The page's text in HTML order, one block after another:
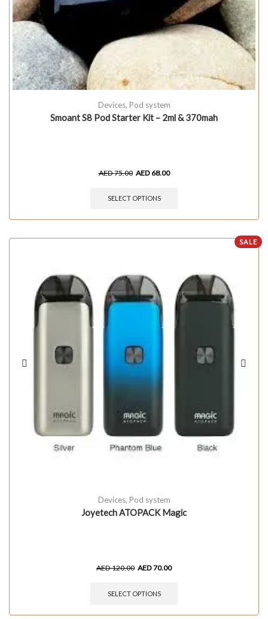
Devices, Pod system
Smoant S8 Pod Starter Kit – 2ml & 370mah
AED75.00 AED 68.00
SELECT OPTIONS
SALE
Devices, Pod system
Joyetech ATOPACK Magic
AED120.00 AED70.00
SELECT OPTIONS